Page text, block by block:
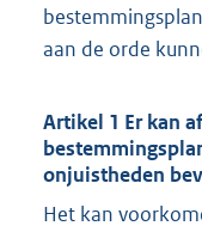
aan de orde
Artikel 1 Er kan
onjuistheden
Het kan